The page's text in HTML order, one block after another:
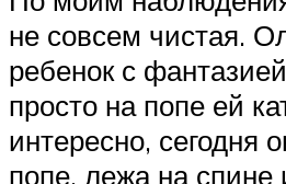
не совсем чистая.
ребенок с
просто на попе ей
интересно, сегодня
попе, лежа на спине